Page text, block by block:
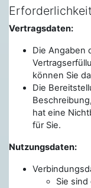
Vertragsdaten:
Die Angaben
können Sie
Die
hat eine
für Sie.
Nutzungsdaten:
Sie